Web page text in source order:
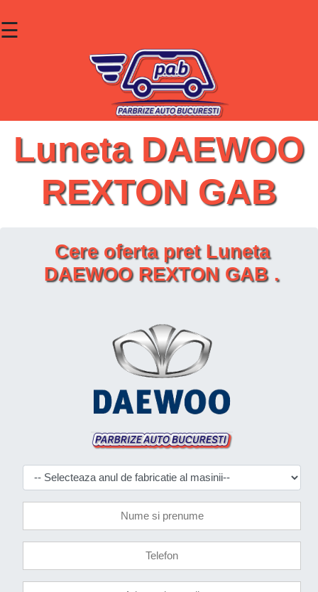
☰
Lunete
Geamuri
Contact
Luneta DAEWOO
REXTON GAB
Cere oferta pret Luneta
DAEWOO REXTON GAB .